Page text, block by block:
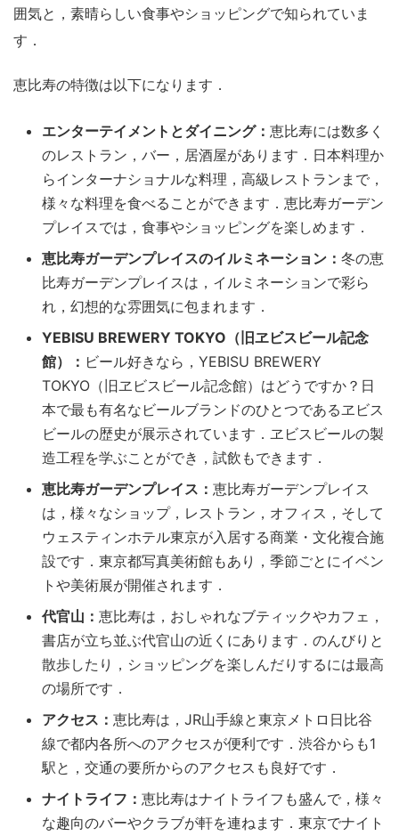
囲気と，素晴らしい食事やショッピングで知られていま
す．
恵比寿の特徴は以下になります．
エンターテイメントとダイニング： 恵比寿には数多く
のレストラン，バー，居酒屋があります．日本料理か
らインターナショナルな料理，高級レストランまで，
様々な料理を食べることができます．恵比寿ガーデン
プレイスでは，食事やショッピングを楽しめます．
恵比寿ガーデンプレイスのイルミネーション： 冬の恵
比寿ガーデンプレイスは，イルミネーションで彩ら
れ，幻想的な雰囲気に包まれます．
YEBISU BREWERY TOKYO（旧ヱビスビール記念
館）： ビール好きなら，YEBISU BREWERY
TOKYO（旧ヱビスビール記念館）はどうですか？日
本で最も有名なビールブランドのひとつであるヱビス
ビールの歴史が展示されています．ヱビスビールの製
造工程を学ぶことができ，試飲もできます．
恵比寿ガーデンプレイス： 恵比寿ガーデンプレイス
は，様々なショップ，レストラン，オフィス，そして
ウェスティンホテル東京が入居する商業・文化複合施
設です．東京都写真美術館もあり，季節ごとにイベン
トや美術展が開催されます．
代官山： 恵比寿は，おしゃれなブティックやカフェ，
書店が立ち並ぶ代官山の近くにあります．のんびりと
散歩したり，ショッピングを楽しんだりするには最高
の場所です．
アクセス： 恵比寿は，JR山手線と東京メトロ日比谷
線で都内各所へのアクセスが便利です．渋谷からも1
駅と，交通の要所からのアクセスも良好です．
ナイトライフ： 恵比寿はナイトライフも盛んで，様々
な趣向のバーやクラブが軒を連ねます．東京でナイト